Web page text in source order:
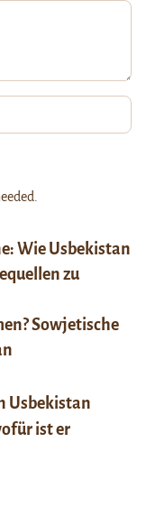
Wie Usbekistan
zu
Sowjetische
Usbekistan
ist er